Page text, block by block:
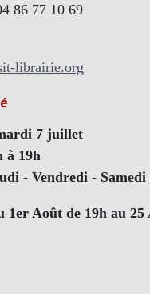
86 77 10 69
librairie.org
7 juillet
à 19h
- Vendredi - Samedi
1er Août de 19h au 25